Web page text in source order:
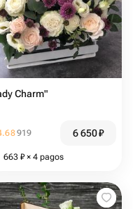
Charm"
919 6 650₽
663 ₽ × 4 pagos